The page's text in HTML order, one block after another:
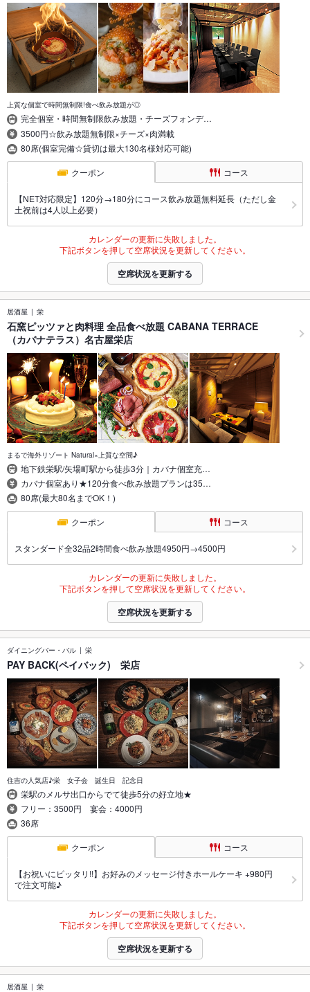
上質な個室で時間無制限!食べ飲み放題が◎
完全個室・時間無制限飲み放題・チーズフォンデ…
3500円☆飲み放題無制限×チーズ×肉満載
80席(個室完備☆貸切は最大130名様対応可能)
クーポン コース
【NET対応限定】120分→180分にコース飲み放題無料延長（ただし金
土祝前は4人以上必要）
カレンダーの更新に失敗しました。
下記ボタンを押して空席状況を更新してください。
空席状況を更新する
居酒屋 栄
石窯ピッツァと肉料理 全品食べ放題 CABANA TERRACE
（カバナテラス）名古屋栄店
まるで海外リゾート Natural×上質な空間♪
地下鉄栄駅/矢場町駅から徒歩3分｜カバナ個室充…
カバナ個室あり★120分食べ飲み放題プランは35…
80席(最大80名までOK！)
クーポン コース
スタンダード全32品2時間食べ飲み放題4950円→4500円
カレンダーの更新に失敗しました。
下記ボタンを押して空席状況を更新してください。
空席状況を更新する
ダイニングバー・バル 栄
PAY BACK(ペイバック) 栄店
住吉の人気店♪栄 女子会 誕生日 記念日
栄駅のメルサ出口からでて徒歩5分の好立地★
フリー：3500円 宴会：4000円
36席
クーポン コース
【お祝いにピッタリ!!】お好みのメッセージ付きホールケーキ +980円
で注文可能♪
カレンダーの更新に失敗しました。
下記ボタンを押して空席状況を更新してください。
空席状況を更新する
居酒屋 栄